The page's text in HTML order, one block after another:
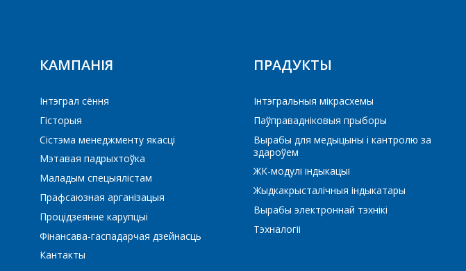
КАМПАНІЯ
Інтэграл сёння
Гісторыя
Сістэма менеджменту якасці
Мэтавая падрыхтоўка
Маладым спецыялістам
Прафсаюзная арганізацыя
Процідзеянне карупцыі
Фінансава-гаспадарчая дзейнасць
Кантакты
ПРАДУКТЫ
Iнтэгральныя мікрасхемы
Паўправадніковыя прыборы
Вырабы для медыцыны і кантролю за
здароўем
ЖК-модулі індыкацыі
Жыдкакрысталічныя індыкатары
Вырабы электроннай тэхнікі
Тэхналогіі
- обязательные поля